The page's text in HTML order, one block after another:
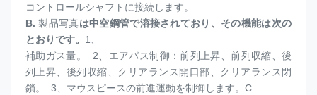
コントロールシャフトに接続します。
B. 製品写真は中空鋼管で溶接されており、その機能は次の
とおりです。 1、
補助ガス量。  2、エアパス制御：前列上昇、前列収縮、後
列上昇、後列収縮、クリアランス開口部、クリアランス閉
鎖。  3、マウスピースの前進運動を制御します。 C.